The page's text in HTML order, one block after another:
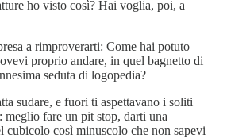
ho visto così? Hai voglia, poi, a
a rimproverarti: Come hai potuto
proprio andare, in quel bagnetto di
seduta di logopedia?
sudare, e fuori ti aspettavano i soliti
meglio fare un pit stop, darti una
cubicolo così minuscolo che non sapevi